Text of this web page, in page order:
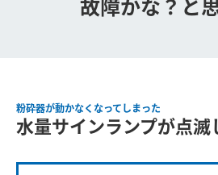
粉砕器が動かなくなってしまった
水量サインランプが点滅